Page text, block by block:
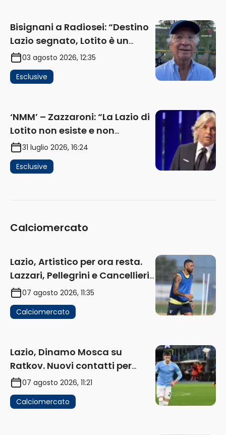
Bisignani a Radiosei: “Destino
Lazio segnato, Lotito è un
problema, la chiave sono
Flaminio e politica. La protesta
e gli interessi dei fondi”
03 agosto 2026, 12:35
Esclusive
‘NMM’ – Zazzaroni: “La Lazio di
Lotito non esiste e non
funziona più. E’ ora di lasciare,
ma lui non ascolta. Pignataro?
Ho verificato…” (AUDIO)
31 luglio 2026, 16:24
Esclusive
Calciomercato
Lazio, Artistico per ora resta.
Lazzari, Pellegrini e Cancellieri
in uscita
07 agosto 2026, 11:35
Calciomercato
Lazio, Dinamo Mosca su
Ratkov. Nuovi contatti per
Pinamonti
07 agosto 2026, 11:21
Calciomercato